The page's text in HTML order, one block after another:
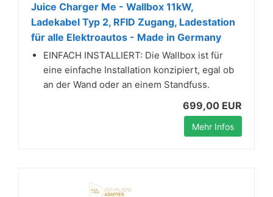
Juice Charger Me - Wallbox 11kW,
Ladekabel Typ 2, RFID Zugang, Ladestation
für alle Elektroautos - Made in Germany
EINFACH INSTALLIERT: Die Wallbox ist für
eine einfache Installation konzipiert, egal ob
an der Wand oder an einem Standfuss.
699,00 EUR
Mehr Infos